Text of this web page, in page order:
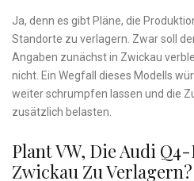
Ja, denn es gibt Pläne, die
Standorte zu verlagern. Zwar soll
Angaben zunächst in Zwickau
nicht. Ein Wegfall dieses Modells
weiter schrumpfen lassen und die
zusätzlich belasten.
Plant VW, Die Audi
Zwickau Zu Verlagern?